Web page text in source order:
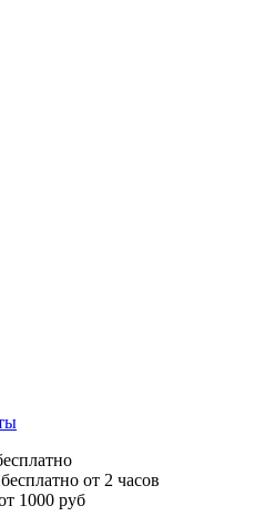
бесплатно от 2 часов
1000 руб